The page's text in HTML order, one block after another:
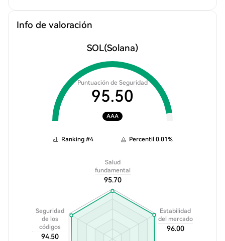
Info de valoración
SOL(Solana)
Puntuación de Seguridad
95.50
AAA
Ranking #4 Percentil 0.01%
Salud
fundamental
95.70
Seguridad
de los
códigos
94.50
Estabilidad
del mercado
96.00